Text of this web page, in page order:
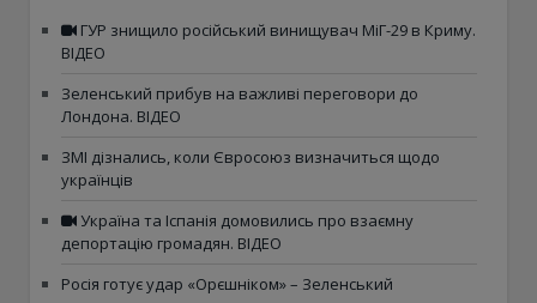
ГУР знищило російський винищувач МіГ-29 в Криму.
ВІДЕО
Зеленський прибув на важливі переговори до
Лондона. ВІДЕО
ЗМІ дізнались, коли Євросоюз визначиться щодо
українців
Україна та Іспанія домовились про взаємну
депортацію громадян. ВІДЕО
Росія готує удар «Орєшніком» – Зеленський